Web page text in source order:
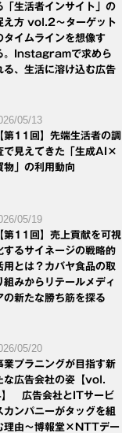
「生活者インサイト」の
え方 vol.2～ターゲット
タイムラインを想像す
。Instagramで求めら
る、生活に溶け込む広告
05/13
第11回】先端生活者の調
で見えてきた「生成AI×
物」の利用動向
05/19
第11回】売上貢献を可視
するサイネージの戦略的
用とは？カバヤ食品の取
組みからリテールメディ
の新たな勝ち筋を探る
05/20
業プラニングが目指す新
な広告会社の姿【vol.
広告会社とITサービ
カンパニーがタッグを組
理由～博報堂×NTTデー